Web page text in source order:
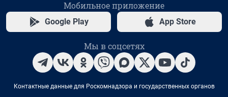
Мобильное приложение
Google Play App Store
Мы в соцсетях
Контактные данные для Роскомнадзора и государственных органов